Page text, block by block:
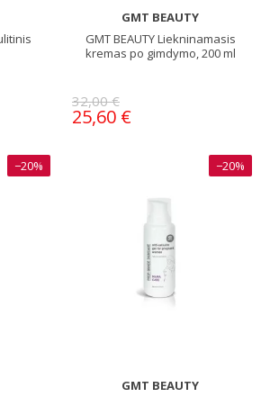
GMT BEAUTY
GMT BEAUTY Liekninamasis
kremas po gimdymo, 200 ml
32,00 €
25,60 €
−20% −20%
GMT BEAUTY